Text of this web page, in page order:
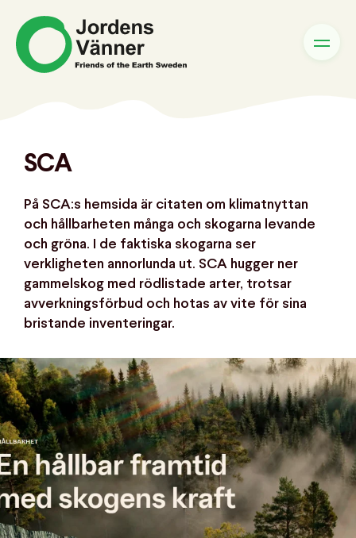
SCA
På SCA:s hemsida är citaten om klimatnyttan
och hållbarheten många och skogarna levande
och gröna. I de faktiska skogarna ser
verkligheten annorlunda ut. SCA hugger ner
gammelskog med rödlistade arter, trotsar
avverkningsförbud och hotas av vite för sina
bristande inventeringar.